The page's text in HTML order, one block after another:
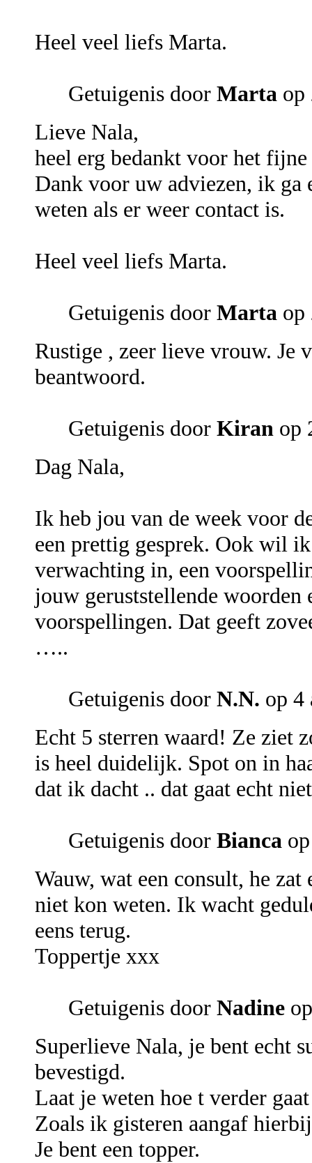
Heel veel liefs Marta.
Getuigenis door Marta op
Lieve Nala,
heel erg bedankt voor het
Dank voor uw adviezen, ik ga
weten als er weer contact is.
Heel veel liefs Marta.
Getuigenis door Marta op
Rustige , zeer lieve vrouw.
beantwoord.
Getuigenis door Kiran op
Dag Nala,
Ik heb jou van de week voor
een prettig gesprek. Ook wil
verwachting in, een
jouw geruststellende woorden
voorspellingen. Dat geeft
…..
Getuigenis door N.N. op 4
Echt 5 sterren waard! Ze ziet
is heel duidelijk. Spot on in
dat ik dacht .. dat gaat echt
Getuigenis door Bianca
Wauw, wat een consult, he
niet kon weten. Ik wacht
eens terug.
Toppertje xxx
Getuigenis door Nadine
Superlieve Nala, je bent echt
bevestigd.
Laat je weten hoe t verder
Zoals ik gisteren aangaf
Je bent een topper.